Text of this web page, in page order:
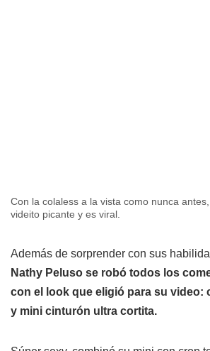
Con la colaless a la vista como nunca
videito picante y es viral.
Además de sorprender con sus
Nathy Peluso se robó todos los
con el look que eligió para su video:
y mini cinturón ultra cortita.